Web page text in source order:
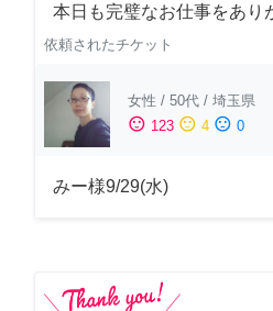
本日も完璧なお仕事をあり
依頼されたチケット
女性 / 50代 / 埼玉県
sentiment_satisfied 123 sentiment_neutral 4 sentiment_dissatisfied 0
みー様9/29(水)